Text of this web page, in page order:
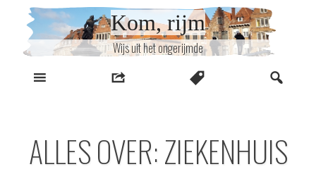
inhoud
Kom, rijm
Wijs uit het ongerijmde
ALLES OVER: ZIEKENHUIS